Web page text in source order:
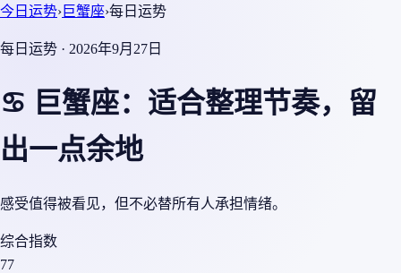
今日运势›巨蟹座›每日运势
每日运势 · 2026年9月27日
♋ 巨蟹座：适合整理节奏，留
出一点余地
感受值得被看见，但不必替所有人承担情绪。
综合指数
77